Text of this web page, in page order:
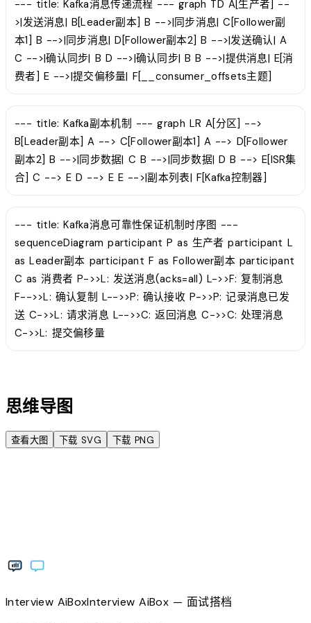
--- title: Kafka消息传递流程 --- graph TD A[生产者] --
>|发送消息| B[Leader副本] B -->|同步消息| C[Follower副
本1] B -->|同步消息| D[Follower副本2] B -->|发送确认| A
C -->|确认同步| B D -->|确认同步| B B -->|提供消息| E[消
费者] E -->|提交偏移量| F[__consumer_offsets主题]
--- title: Kafka副本机制 --- graph LR A[分区] -->
B[Leader副本] A --> C[Follower副本1] A --> D[Follower
副本2] B -->|同步数据| C B -->|同步数据| D B --> E[ISR集
合] C --> E D --> E E -->|副本列表| F[Kafka控制器]
--- title: Kafka消息可靠性保证机制时序图 ---
sequenceDiagram participant P as 生产者 participant L
as Leader副本 participant F as Follower副本 participant
C as 消费者 P->>L: 发送消息(acks=all) L->>F: 复制消息
F-->>L: 确认复制 L-->>P: 确认接收 P->>P: 记录消息已发
送 C->>L: 请求消息 L-->>C: 返回消息 C->>C: 处理消息
C->>L: 提交偏移量
思维导图
查看大图 下载 SVG 下载 PNG
Interview AiBoxInterviewAiBox— 面试搭档